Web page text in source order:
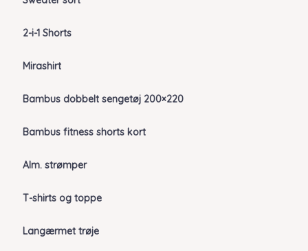
2-i-1 Shorts
Mirashirt
Bambus dobbelt sengetøj 200×220
Bambus fitness shorts kort
Alm. strømper
T-shirts og toppe
Langærmet trøje